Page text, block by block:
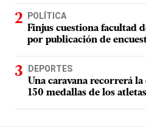
POLÍTICA
Finjus cuestiona facultad
por publicación de
DEPORTES
Una caravana recorrerá
150 medallas de los